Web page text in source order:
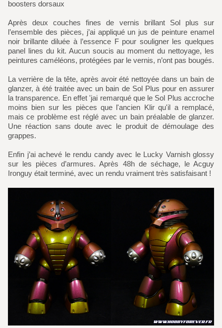
boosters dorsaux
Après deux couches fines de vernis brillant Sol plus sur
l’ensemble des pièces, j’ai appliqué un jus de peinture enamel
noir brillante diluée à l’essence F pour souligner les quelques
panel lines du kit. Aucun soucis au moment du nettoyage, les
peintures caméléons, protégées par le vernis, n’ont pas bougés.
La verrière de la tête, après avoir été nettoyée dans un bain de
glanzer, à été traitée avec un bain de Sol Plus pour en assurer
la transparence. En effet 'jai remarqué que le Sol Plus accroche
moins bien sur les pièces que l'ancien Klir qu'il a remplacé,
mais ce problème est réglé avec un bain préalable de glanzer.
Une réaction sans doute avec le produit de démoulage des
grappes.
Enfin j’ai achevé le rendu candy avec le Lucky Varnish glossy
sur les pièces d’armures. Après 48h de séchage, le Acguy
Ironguy était terminé, avec un rendu vraiment très satisfaisant !